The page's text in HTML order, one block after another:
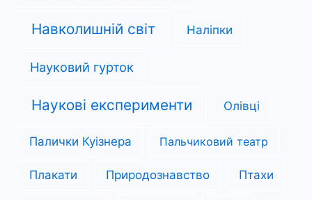
Навколишній світ Наліпки
Науковий гурток
Наукові експерименти Олівці
Палички Куізнера Пальчиковий театр
Плакати Природознавство Птахи